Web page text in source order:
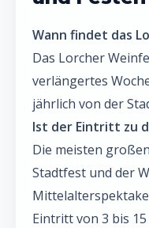
Wann findet das
Das Lorcher
verlängertes
jährlich von der
Ist der Eintritt zu
Die meisten
Stadtfest und der
Eintritt von 3 bis